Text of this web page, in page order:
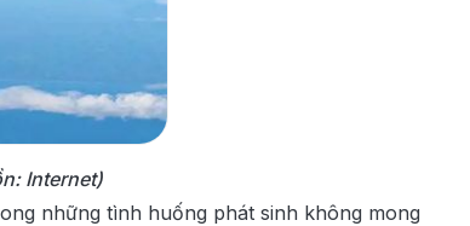
Internet)
những tình huống phát sinh không mong